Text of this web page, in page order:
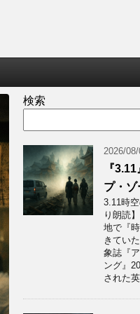
検索
2026/
『
プ・
3.11時
り朗読
地で『
きてい
象誌『
ング』
された